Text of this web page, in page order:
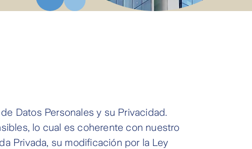
Datos Personales y su Privacidad.
lo cual es coherente con nuestro
Privada, su modificación por la Ley